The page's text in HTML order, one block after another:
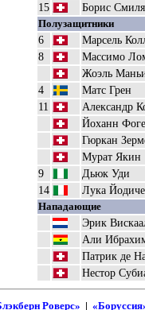
15
Борис
Полузащитники
6 Марсель
8
Массимо
Жоэль
4
Матс Грен
11
Александр
Йоханн
Гюркан
Мурат Якин
9
Дьюк Уди
14 Лука Йодиче
Нападающие
Эрик
Али
Патрик де
Нестор
Роверс» |